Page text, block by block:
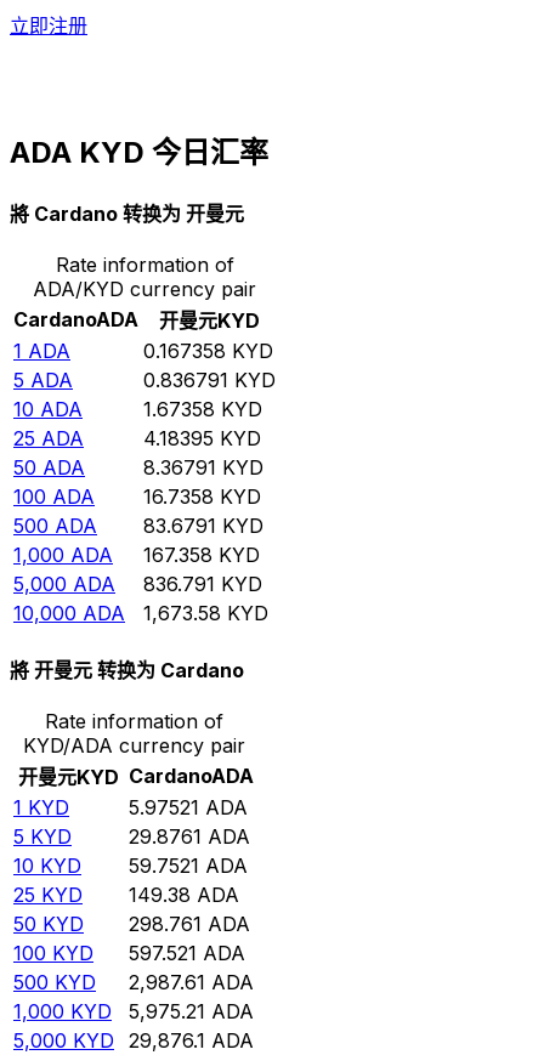
立即注册
ADA KYD 今日汇率
將 Cardano 转换为 开曼元
Rate information of
ADA/KYD currency pair
CardanoADA 开曼元KYD
1 ADA 0.167358 KYD
5 ADA 0.836791 KYD
10 ADA 1.67358 KYD
25 ADA 4.18395 KYD
50 ADA 8.36791 KYD
100 ADA 16.7358 KYD
500 ADA 83.6791 KYD
1,000 ADA 167.358 KYD
5,000 ADA 836.791 KYD
10,000 ADA 1,673.58 KYD
將 开曼元 转换为 Cardano
Rate information of
KYD/ADA currency pair
开曼元KYD CardanoADA
1 KYD 5.97521 ADA
5 KYD 29.8761 ADA
10 KYD 59.7521 ADA
25 KYD 149.38 ADA
50 KYD 298.761 ADA
100 KYD 597.521 ADA
500 KYD 2,987.61 ADA
1,000 KYD 5,975.21 ADA
5,000 KYD 29,876.1 ADA